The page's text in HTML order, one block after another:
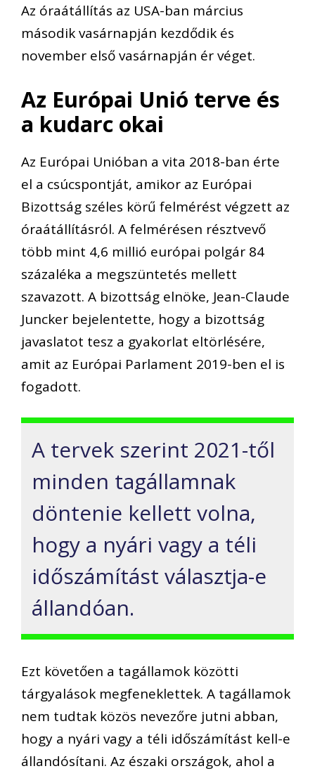
Az óraátállítás az USA-ban március
második vasárnapján kezdődik és
november első vasárnapján ér véget.
Az Európai Unió terve és
a kudarc okai
Az Európai Unióban a vita 2018-ban érte
el a csúcspontját, amikor az Európai
Bizottság széles körű felmérést végzett az
óraátállításról. A felmérésen résztvevő
több mint 4,6 millió európai polgár 84
százaléka a megszüntetés mellett
szavazott. A bizottság elnöke, Jean-Claude
Juncker bejelentette, hogy a bizottság
javaslatot tesz a gyakorlat eltörlésére,
amit az Európai Parlament 2019-ben el is
fogadott.
A tervek szerint 2021-től
minden tagállamnak
döntenie kellett volna,
hogy a nyári vagy a téli
időszámítást választja-e
állandóan.
Ezt követően a tagállamok közötti
tárgyalások megfeneklettek. A tagállamok
nem tudtak közös nevezőre jutni abban,
hogy a nyári vagy a téli időszámítást kell-e
állandósítani. Az északi országok, ahol a